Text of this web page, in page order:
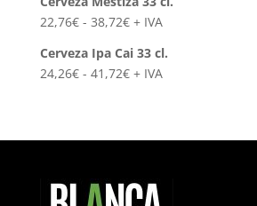
hasta
precios:
desde
21,75€
hasta
22,76€ - 38,72€Rango
precios:
desde
38,72€
+ IVA
Cerveza Ipa Cai 33 cl.
24,26€ - 41,72€Rango
41,72€
+ IVA